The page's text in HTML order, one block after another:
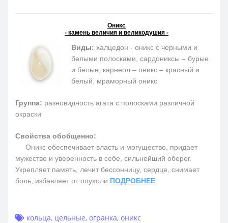
Оникс
- камень величия и великодушия -
Виды: халцедон - оникс с черными и
белыми полосками, сардониксы – бурые
и белые, карнеол – оникс – красный и
белый. мраморный оникс
Группа: разновидность агата с полосками различной
окраски
Свойства обобщенно:
Оникс обеспечивает власть и могущество, придает
мужество и уверенность в себе, сильнейший оберег.
Укрепляет память, лечит бессонницу, сердце, снимает
боль, избавляет от опухоли ПОДРОБНЕЕ
кольца, цельные, огранка, оникс